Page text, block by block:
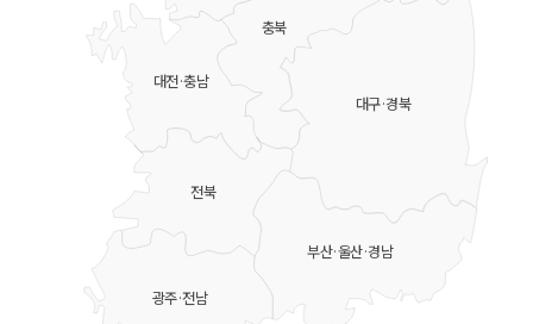
충북
대전·충남
대구·경북
부산·울산·경남
전북
광주·전남